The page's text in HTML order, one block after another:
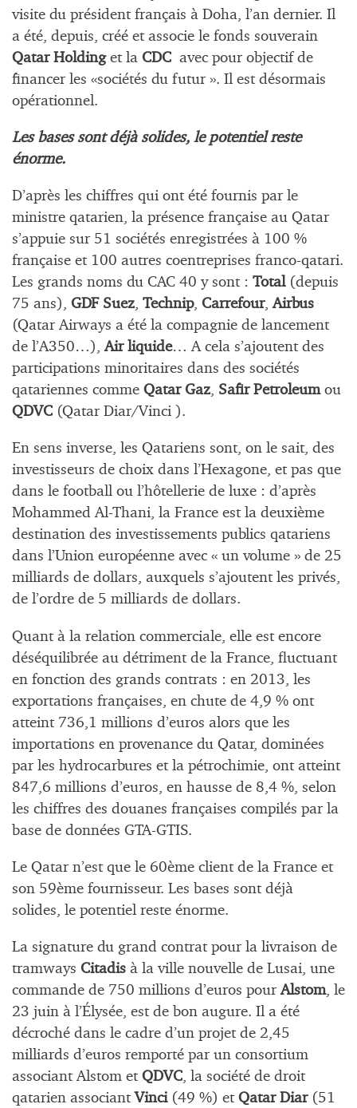
visite du président français à Doha, l’an dernier. Il
a été, depuis, créé et associe le fonds souverain
Qatar Holdinget la CDC avec pour objectif de
financer les «sociétés du futur ». Il est désormais
opérationnel.
Les bases sont déjà solides, le potentiel reste
énorme.
D’après les chiffres qui ont été fournis par le
ministre qatarien, la présence française au Qatar
s’appuie sur 51 sociétés enregistrées à 100 %
française et 100 autres coentreprises franco-qatari.
Les grands noms du CAC 40 y sont : Total (depuis
75 ans), GDF Suez, Technip, Carrefour,Airbus
(Qatar Airways a été la compagnie de lancement
de l’A350…),Air liquide… A cela s’ajoutent des
participations minoritaires dans des sociétés
qatariennes comme Qatar Gaz, Safir Petroleumou
QDVC (Qatar Diar/Vinci ).
En sens inverse, les Qatariens sont, on le sait, des
investisseurs de choix dans l’Hexagone, et pas que
dans le football ou l’hôtellerie de luxe : d’après
Mohammed Al-Thani, la France est la deuxième
destination des investissements publics qatariens
dans l’Union européenne avec « un volume » de 25
milliards de dollars, auxquels s’ajoutent les privés,
de l’ordre de 5 milliards de dollars.
Quant à la relation commerciale, elle est encore
déséquilibrée au détriment de la France, fluctuant
en fonction des grands contrats : en 2013, les
exportations françaises, en chute de 4,9 % ont
atteint 736,1 millions d’euros alors que les
importations en provenance du Qatar, dominées
par les hydrocarbures et la pétrochimie, ont atteint
847,6 millions d’euros, en hausse de 8,4 %, selon
les chiffres des douanes françaises compilés par la
base de données GTA-GTIS.
Le Qatar n’est que le 60ème client de la France et
son 59ème fournisseur. Les bases sont déjà
solides, le potentiel reste énorme.
La signature du grand contrat pour la livraison de
tramways Citadis à la ville nouvelle de Lusai, une
commande de 750 millions d’euros pourAlstom, le
23 juin à l’Élysée, est de bon augure. Il a été
décroché dans le cadre d’un projet de 2,45
milliards d’euros remporté par un consortium
associant Alstom et QDVC, la société de droit
qatarien associantVinci(49 %) et Qatar Diar(51